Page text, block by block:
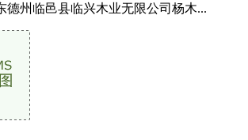
德州临邑县临兴木业无限公司杨木...